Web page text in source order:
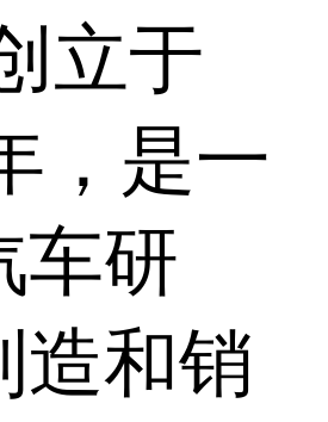
立于
，是一
车研
造和销